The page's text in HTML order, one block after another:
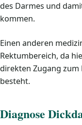
des Darmes und
kommen.
Einen anderen
Rektumbereich, da
direkten Zugang
besteht.
Diagnose